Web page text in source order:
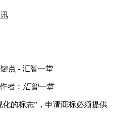
点 - 汇智一堂
作者： 汇智一堂
化的标志”，申请商标必须提供